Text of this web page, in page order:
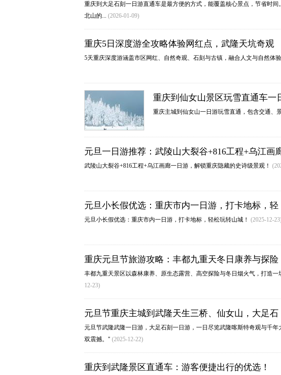
重庆到大足石刻一日游直通车是最方便的方式，能覆盖核心景点，节省时
北山的... (2026-01-09)
重庆5日深度游全攻略体验网红点，武隆天坑奇观
5天重庆深度游涵盖市区网红、自然奇观、石刻与古镇，融合人文与自然体验
重庆到仙女山景区玩雪直通车一
重庆主城到仙女山一日游玩雪直通，包含交通、
元旦一日游推荐：武陵山大裂谷+816工程+乌江画
武陵山大裂谷+816工程+乌江画廊一日游，解锁重庆隐藏的史诗级景观！
元旦小长假优选：重庆市内一日游，打卡地标，轻
元旦小长假优选：重庆市内一日游，打卡地标，轻松玩转山城！ (2025-12-
重庆元旦节旅游攻略：丰都九重天冬日康养与探险
丰都九重天景区以‌森林康养‌、‌原生态露营‌、‌高空探险‌与‌冬日烟火气‌，打造一
12-23)
元旦节重庆主城到武隆天生三桥、仙女山，大足石
元旦节武隆武隆一日游，大足石刻一日游，一日尽览武隆喀斯特奇观与千
双震撼。" (2025-12-22)
重庆到武隆景区直通车：游客便捷出行的优选！